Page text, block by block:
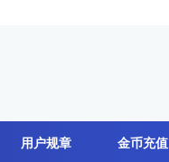
用户规章 金币充值